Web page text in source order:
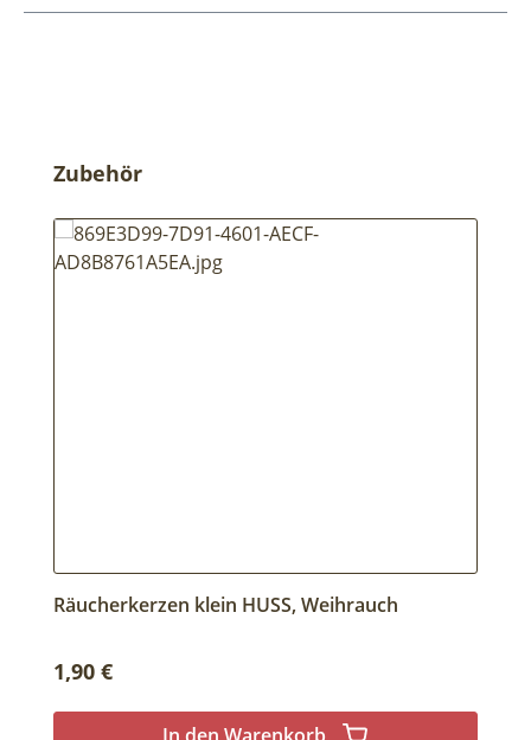
Produktgalerie überspringen
Zubehör
Räucherkerzen klein HUSS, Weihrauch
Regulärer Preis:
1,90 €